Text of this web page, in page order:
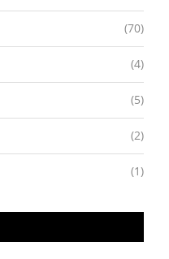
(70)
(4)
(5)
(2)
(1)